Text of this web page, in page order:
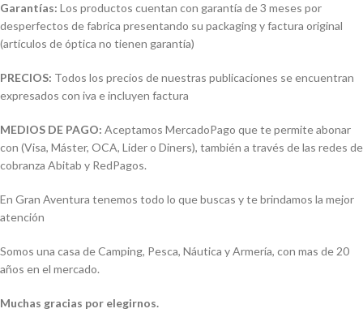
Garantías: Los productos cuentan con garantía de 3 meses por
desperfectos de fabrica presentando su packaging y factura original
(artículos de óptica no tienen garantía)
PRECIOS: Todos los precios de nuestras publicaciones se encuentran
expresados con iva e incluyen factura
MEDIOS DE PAGO: Aceptamos MercadoPago que te permite abonar
con (Visa, Máster, OCA, Lider o Diners), también a través de las redes de
cobranza Abitab y RedPagos.
En Gran Aventura tenemos todo lo que buscas y te brindamos la mejor
atención
Somos una casa de Camping, Pesca, Náutica y Armería, con mas de 20
años en el mercado.
Muchas gracias por elegirnos.